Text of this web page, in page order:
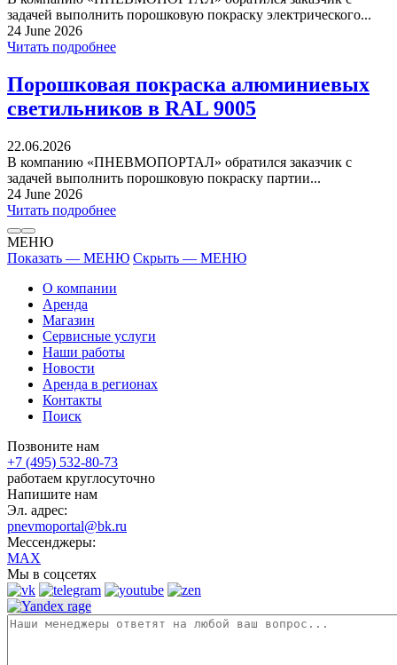
задачей выполнить порошковую покраску электрического...
24 June 2026
Читать подробнее
Порошковая покраска алюминиевых
светильников в RAL 9005
22.06.2026
В компанию «ПНЕВМОПОРТАЛ» обратился заказчик с
задачей выполнить порошковую покраску партии...
24 June 2026
Читать подробнее
МЕНЮ
Показать — МЕНЮ Скрыть — МЕНЮ
О компании
Аренда
Магазин
Сервисные услуги
Наши работы
Новости
Аренда в регионах
Контакты
Поиск
Позвоните нам
+7 (495) 532-80-73
работаем круглосуточно
Напишите нам
Эл. адрес:
pnevmoportal@bk.ru
Мессенджеры:
MAX
Мы в соцсетях